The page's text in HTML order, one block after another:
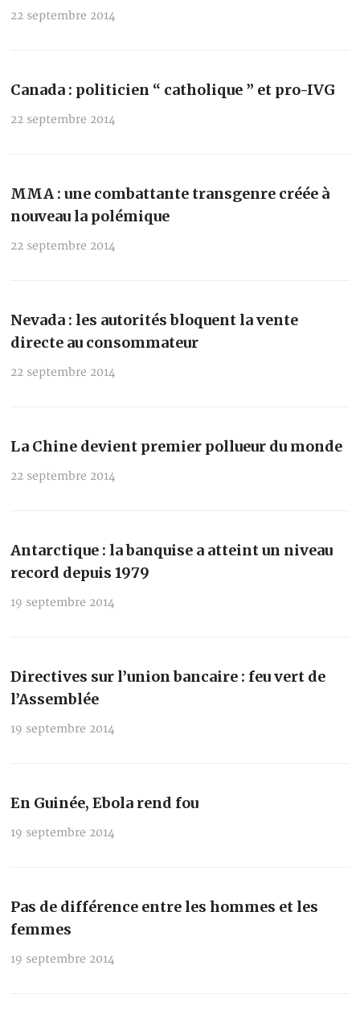
22 septembre 2014
Canada : politicien “ catholique ” et pro-IVG
22 septembre 2014
MMA : une combattante transgenre créée à
nouveau la polémique
22 septembre 2014
Nevada : les autorités bloquent la vente
directe au consommateur
22 septembre 2014
La Chine devient premier pollueur du monde
22 septembre 2014
Antarctique : la banquise a atteint un niveau
record depuis 1979
19 septembre 2014
Directives sur l’union bancaire : feu vert de
l’Assemblée
19 septembre 2014
En Guinée, Ebola rend fou
19 septembre 2014
Pas de différence entre les hommes et les
femmes
19 septembre 2014